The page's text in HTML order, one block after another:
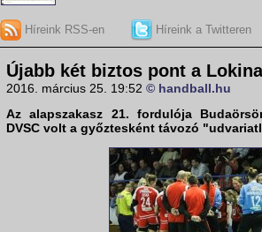
Híreink RSS-en Híreink a Twitteren
Újabb két biztos pont a
2016. március 25. 19:52 © handball.hu
Az alapszakasz 21. fordulója
DVSC volt a győztesként távozó